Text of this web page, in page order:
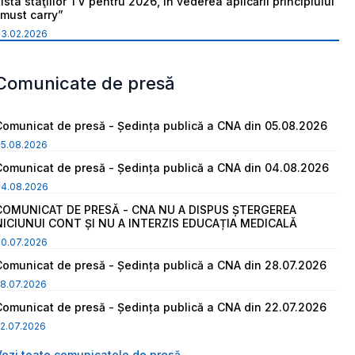
carry”
de presă
de presă - Ședința publică a CNA din 05.08.2026
de presă - Ședința publică a CNA din 04.08.2026
DE PRESĂ - CNA NU A DISPUS ȘTERGEREA
CONT ȘI NU A INTERZIS EDUCAȚIA MEDICALĂ
de presă - Ședința publică a CNA din 28.07.2026
de presă - Ședința publică a CNA din 22.07.2026